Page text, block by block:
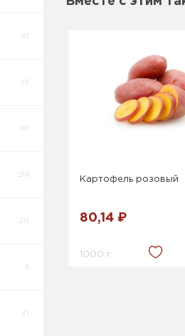
87
113
187
214
215
6
47
Картофель розовый
80,14 ₽
1000 г.